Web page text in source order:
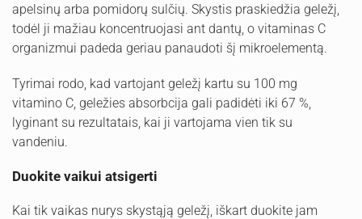
apelsinų arba pomidorų sulčių. Skystis praskiedžia geležį,
todėl ji mažiau koncentruojasi ant dantų, o vitaminas C
organizmui padeda geriau panaudoti šį mikroelementą.
Tyrimai rodo, kad vartojant geležį kartu su 100 mg
vitamino C, geležies absorbcija gali padidėti iki 67 %,
lyginant su rezultatais, kai ji vartojama vien tik su
vandeniu.
Duokite vaikui atsigerti
Kai tik vaikas nurys skystąją geležį, iškart duokite jam